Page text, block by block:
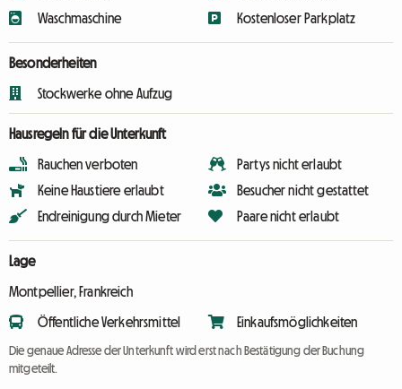
Waschmaschine
Kostenloser Parkplatz
Besonderheiten
Stockwerke ohne Aufzug
Hausregeln für die Unterkunft
Rauchen verboten
Keine Haustiere erlaubt
Endreinigung durch Mieter
Partys nicht erlaubt
Besucher nicht gestattet
Paare nicht erlaubt
Lage
Montpellier, Frankreich
Öffentliche Verkehrsmittel Einkaufsmöglichkeiten
Die genaue Adresse der Unterkunft wird erst nach Bestätigung der Buchung
mitgeteilt.